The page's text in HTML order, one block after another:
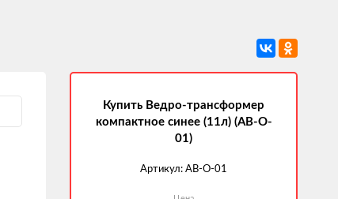
Купить Ведро-трансформер
компактное синее (11л) (AB-O-
01)
Артикул: AB-O-01